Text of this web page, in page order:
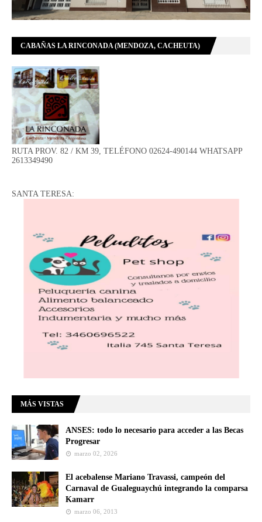
CABAÑAS LA RINCONADA (MENDOZA, CACHEUTA)
RUTA PROV. 82 / KM 39, TELÉFONO 02624-490144 WHATSAPP
2613349490
SANTA TERESA:
MÁS VISTAS
ANSES: todo lo necesario para acceder a las Becas
Progresar
marzo 02, 2026
El acebalense Mariano Travassi, campeón del
Carnaval de Gualeguaychú integrando la comparsa
Kamarr
marzo 06, 2013